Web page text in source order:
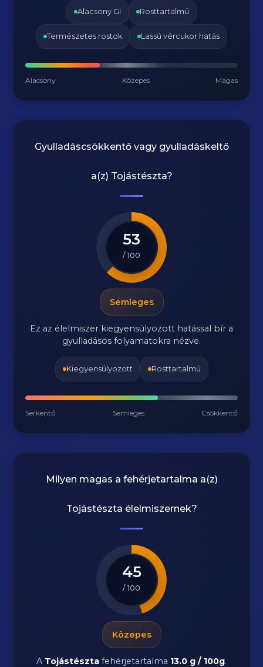
Alacsony GI Rosttartalmú
Természetes rostok Lassú vércukor hatás
Alacsony Közepes Magas
Gyulladáscsökkentő vagy gyulladáskeltő
a(z) Tojástészta?
53
/ 100
Semleges
Ez az élelmiszer kiegyensúlyozott hatással bír a
gyulladásos folyamatokra nézve.
Kiegyensúlyozott Rosttartalmú
Serkentő Semleges Csökkentő
Milyen magas a fehérjetartalma a(z)
Tojástészta élelmiszernek?
45
/ 100
Közepes
A Tojástészta fehérjetartalma 13.0 g / 100g.